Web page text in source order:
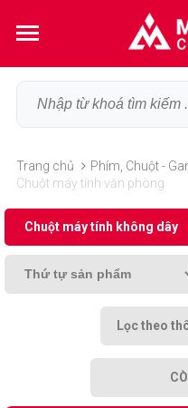
Trang chủ Phím, Chuột -
Chuột máy tính văn phòng
Chuột máy tính không dây
Lọc theo